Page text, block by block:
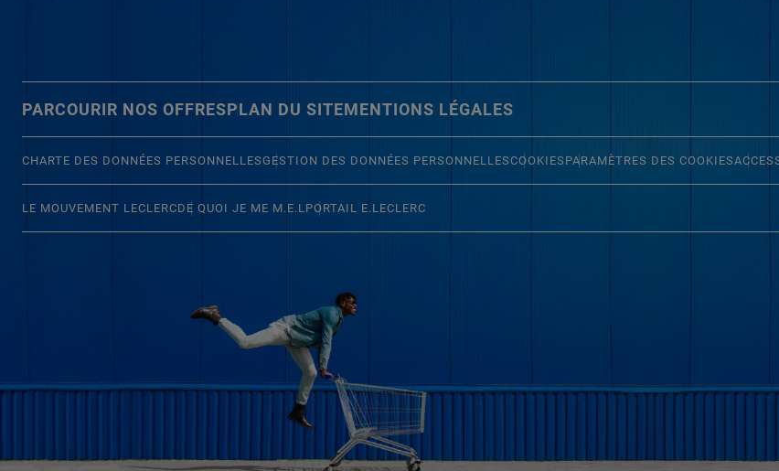
PARCOURIR NOS OFFRESPLAN DU SITEMENTIONS LÉGALES
CHARTE DES DONNÉES PERSONNELLESGESTION DES DONNÉES PERSONNELLESCOOKIES PARAMÈTRES DES COOKIES
LE MOUVEMENT LECLERCDE QUOI JE ME M.E.LPORTAIL E.LECLERC